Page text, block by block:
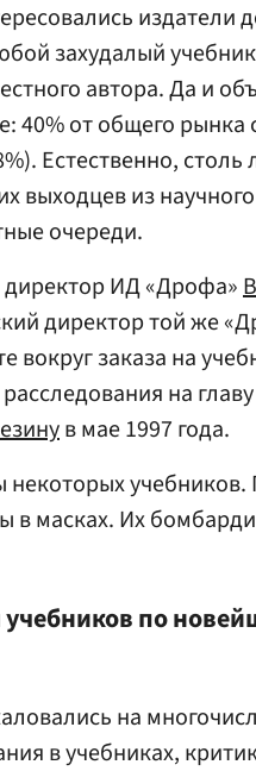
издатели
захудалый
автора. Да и
40% от общего рынка
Естественно,
выходцев из
очереди.
директор ИД «Дрофа»
директор той же
вокруг заказа на
на
в мае 1997 года.
учебников.
в масках. Их
по
на
в учебниках,